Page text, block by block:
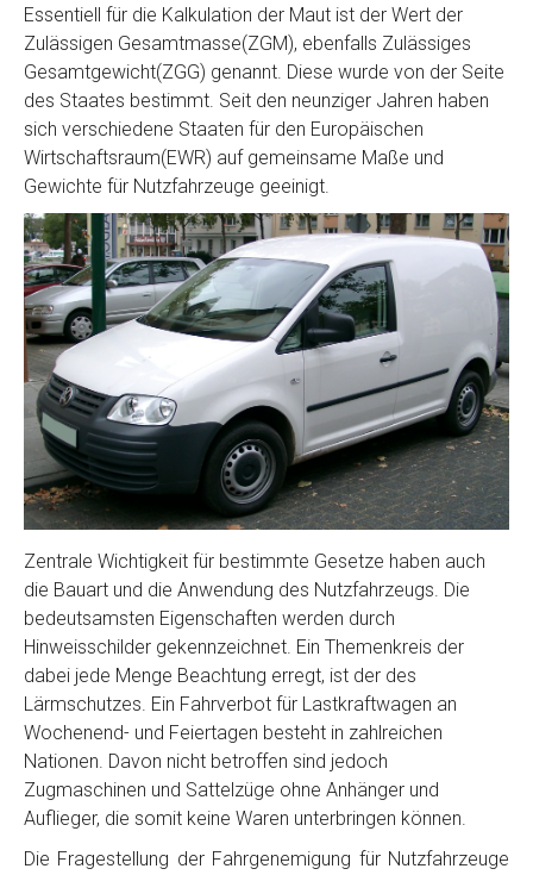
Essentiell für die Kalkulation der Maut ist der Wert der
Zulässigen Gesamtmasse(ZGM), ebenfalls Zulässiges
Gesamtgewicht(ZGG) genannt. Diese wurde von der Seite
des Staates bestimmt. Seit den neunziger Jahren haben
sich verschiedene Staaten für den Europäischen
Wirtschaftsraum(EWR) auf gemeinsame Maße und
Gewichte für Nutzfahrzeuge geeinigt.
Zentrale Wichtigkeit für bestimmte Gesetze haben auch
die Bauart und die Anwendung des Nutzfahrzeugs. Die
bedeutsamsten Eigenschaften werden durch
Hinweisschilder gekennzeichnet. Ein Themenkreis der
dabei jede Menge Beachtung erregt, ist der des
Lärmschutzes. Ein Fahrverbot für Lastkraftwagen an
Wochenend- und Feiertagen besteht in zahlreichen
Nationen. Davon nicht betroffen sind jedoch
Zugmaschinen und Sattelzüge ohne Anhänger und
Auflieger, die somit keine Waren unterbringen können.
Die Fragestellung der Fahrgenemigung für Nutzfahrzeuge